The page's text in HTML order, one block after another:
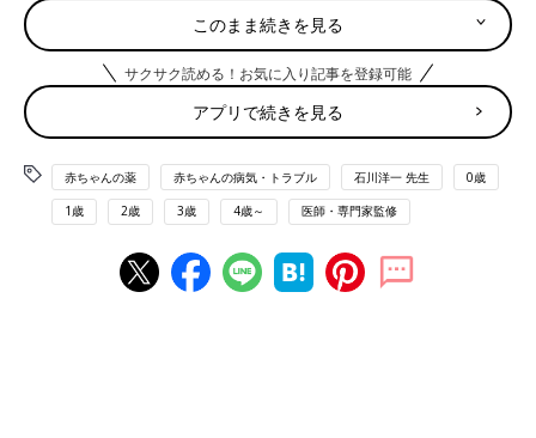
■
赤ちゃんのお薬ガイド
・薬の使い方(基礎知識)
・薬を処方してもらうときに医師や薬剤師に忘れずに伝えたい・
確認したいこと
・薬のＱ＆Ａ
・
粉薬の飲ませ方と保管方法
・
鎮咳薬・去痰薬
解熱鎮痛薬
気管支拡張薬
このまま続きを見る
サクサク読める！お気に入り記事を登録可能
アプリで続きを見る
赤ちゃんの薬 赤ちゃんの病気・トラブル 石川洋一 先生 0歳
1歳 2歳 3歳 4歳～ 医師・専門家監修